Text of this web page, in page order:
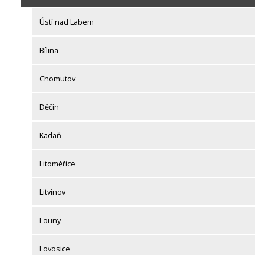
Ústí nad Labem
Bílina
Chomutov
Děčín
Kadaň
Litoměřice
Litvínov
Louny
Lovosice